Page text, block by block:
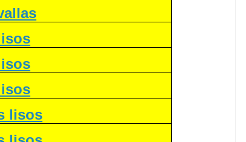
lisos